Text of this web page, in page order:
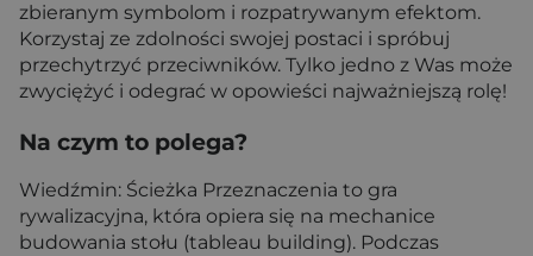
zbieranym symbolom i rozpatrywanym efektom.
Korzystaj ze zdolności swojej postaci i spróbuj
przechytrzyć przeciwników. Tylko jedno z Was może
zwyciężyć i odegrać w opowieści najważniejszą rolę!
Na czym to polega?
Wiedźmin: Ścieżka Przeznaczenia to gra
rywalizacyjna, która opiera się na mechanice
budowania stołu (tableau building). Podczas